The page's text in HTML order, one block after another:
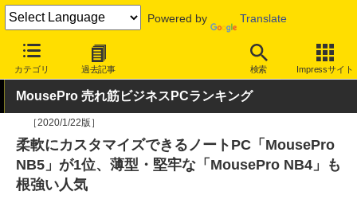
Powered by Translate
カテゴリ 過去記事 検索 Impressサイト
INTERNET Watch ハードウェア PC
MousePro 売れ筋ビジネスPCランキング
［2020/1/22版］
柔軟にカスタマイズできるノートPC「MousePro
NB5」が1位、薄型・堅牢な「MousePro NB4」も
根強い人気